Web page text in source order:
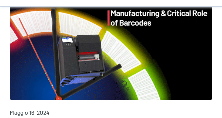
Maggio 16, 2024